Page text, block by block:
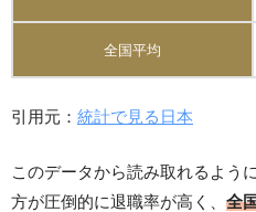
全国平均
引用元： 統計で見る日本
このデータから読み取れるよう
方が圧倒的に退職率が高く、 全